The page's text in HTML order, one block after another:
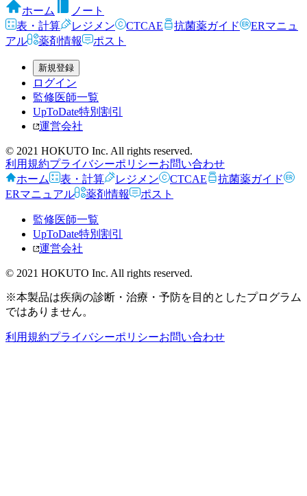
ホーム
ノート
表・計算
レジメン CTCAE 抗菌薬ガイド
ERマニュ
アル
薬剤情報 ポスト
新規登録
ログイン
監修医師一覧
UpToDate特別割引
運営会社
© 2021 HOKUTO Inc. All rights reserved.
利用規約プライバシーポリシーお問い合わせ
ホーム
表・計算 レジメン CTCAE
抗菌薬ガイド
ERマニュアル
薬剤情報 ポスト
監修医師一覧
UpToDate特別割引
運営会社
© 2021 HOKUTO Inc. All rights reserved.
※本製品は疾病の診断・治療・予防を目的としたプログラム
ではありません。
利用規約プライバシーポリシーお問い合わせ